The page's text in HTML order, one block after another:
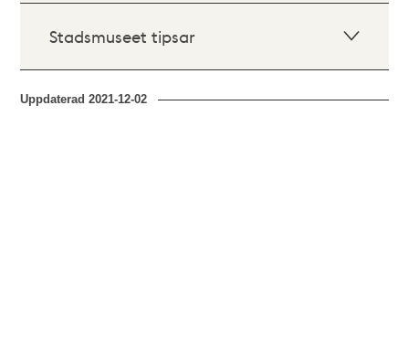
Stadsmuseet tipsar
Uppdaterad2021-12-02